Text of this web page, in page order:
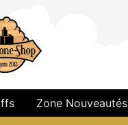
Zone Nouveautés